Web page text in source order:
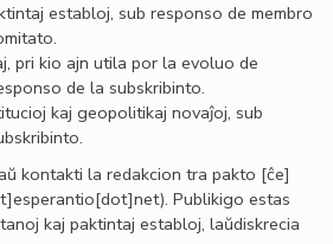
establoj, sub responso de membro
pri kio ajn utila por la evoluo de
de la subskribinto.
kaj geopolitikaj novaĵoj, sub
aŭ kontakti la redakcion tra pakto [ĉe]
. Publikigo estas
kaj paktintaj establoj, laŭdiskrecia